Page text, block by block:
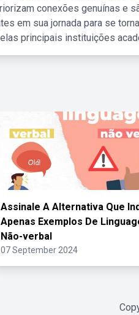
conexões genuínas e
em sua jornada para se
principais instituições
Assinale A Alternativa Que
Apenas Exemplos De
Não-verbal
07 September 2024